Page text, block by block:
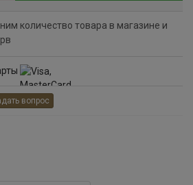
количество товара в магазине и
вопрос